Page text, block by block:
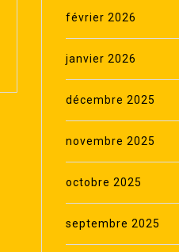
février 2026
janvier 2026
décembre 2025
novembre 2025
octobre 2025
septembre 2025